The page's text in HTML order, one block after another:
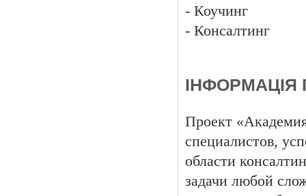
- Коучинг
- Консалтинг
Проект
специалистов,
области
задачи любой